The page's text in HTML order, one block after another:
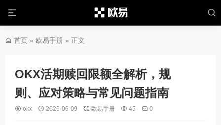
首页 » 欧易手册 » 正文
OKX活期赎回限额全解析，规
则、应对策略与常见问题指南
okx 2026-06-09 欧易手册 45 0